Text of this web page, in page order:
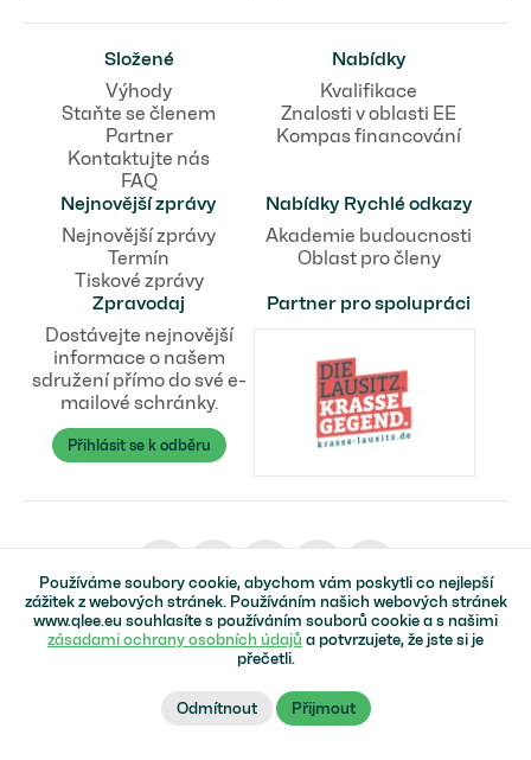
Složené
Výhody
Staňte se členem
Partner
Kontaktujte nás
FAQ
Nabídky
Kvalifikace
Znalosti v oblasti EE
Kompas financování
Nejnovější zprávy
Nejnovější zprávy
Termín
Tiskové zprávy
Nabídky Rychlé odkazy
Akademie budoucnosti
Oblast pro členy
Zpravodaj
Dostávejte nejnovější
informace o našem
sdružení přímo do své e-
mailové schránky.
Přihlásit se k odběru
Partner pro spolupráci
© Kvalifikační síť pro obnovitelné zdroje energie v Lužici
Domovská stránkaImpressumOchrana datPřístupnost
Na začátek stránky ↑
Používáme soubory cookie, abychom vám poskytli co nejlepší
zážitek z webových stránek. Používáním našich webových stránek
www.qlee.eu souhlasíte s používáním souborů cookie a s našimi
zásadami ochrany osobních údajů a potvrzujete, že jste si je
přečetli.
Odmítnout Přijmout